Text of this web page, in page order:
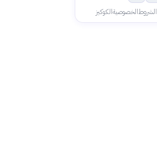
الشروطالخصوصيةالكوكيز